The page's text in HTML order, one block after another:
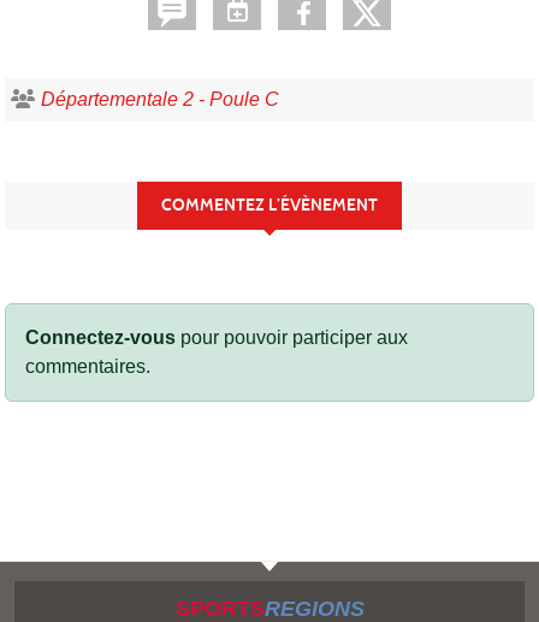
Départementale 2 - Poule C
COMMENTEZ L’ÉVÈNEMENT
Connectez-vous pour pouvoir participer aux
commentaires.
SPORTSREGIONS